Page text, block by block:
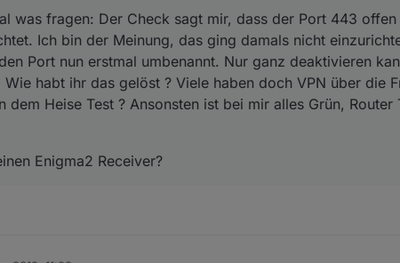
was fragen: Der Check sagt mir, dass der Port 443
Ich bin der Meinung, das ging damals nicht
Port nun erstmal umbenannt. Nur ganz deaktivieren
habt ihr das gelöst ? Viele haben doch VPN über die
dem Heise Test ? Ansonsten ist bei mir alles Grün, Router
Enigma2 Receiver?